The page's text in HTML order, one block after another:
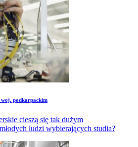
woj. podkarpackim
cieszą się tak dużym
ludzi wybierających studia?